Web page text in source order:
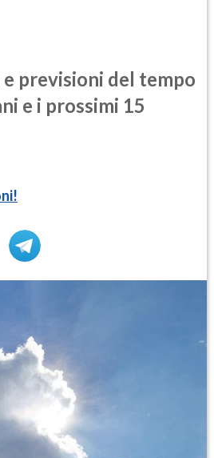
previsioni del tempo
e i prossimi 15